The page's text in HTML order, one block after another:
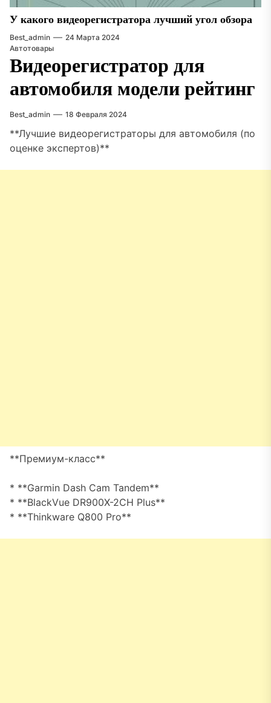
У какого видеорегистратора лучший угол обзора
Best_admin
24 Марта 2024
Автотовары
Видеорегистратор для
автомобиля модели рейтинг
Best_admin 18 Февраля 2024
**Лучшие видеорегистраторы для автомобиля (по
оценке экспертов)**
**Премиум-класс**
* **Garmin Dash Cam Tandem**
* **BlackVue DR900X-2CH Plus**
* **Thinkware Q800 Pro**